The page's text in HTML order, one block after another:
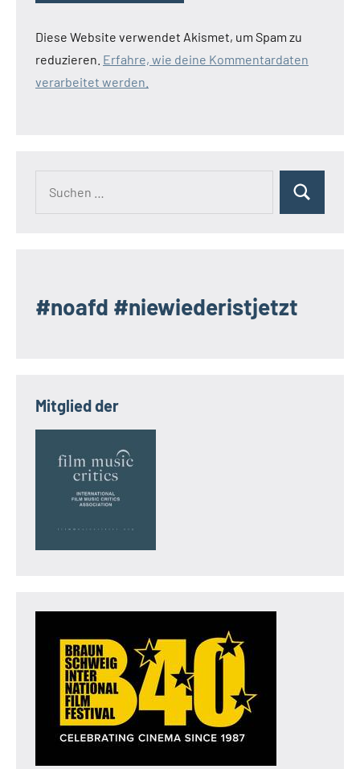
Diese Website verwendet Akismet, um Spam zu
reduzieren. Erfahre, wie deine Kommentardaten
verarbeitet werden.
Suchen
#noafd #niewiederistjetzt
Mitglied der